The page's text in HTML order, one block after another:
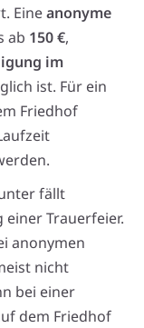
Eineanonyme
ab 150 €,
im
ist. Für ein
Friedhof
fällt
Trauerfeier.
anonymen
nicht
bei einer
dem Friedhof